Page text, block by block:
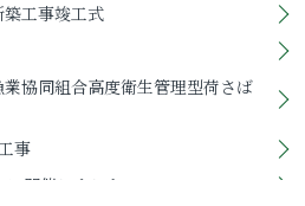
築工事竣工式
協同組合高度衛生管理型荷さば
事
開催しました。